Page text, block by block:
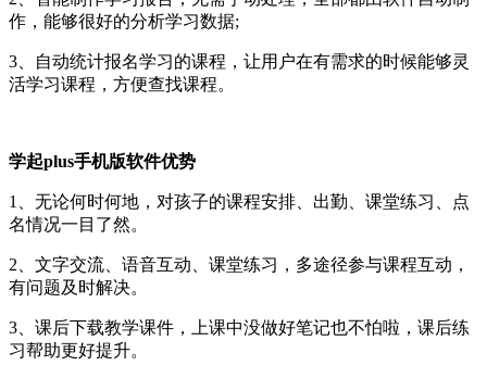
作，能够很好的分析学习数据;
3、自动统计报名学习的课程，让用户在有需求的时候能够灵
活学习课程，方便查找课程。
学起plus手机版软件优势
1、无论何时何地，对孩子的课程安排、出勤、课堂练习、点
名情况一目了然。
2、文字交流、语音互动、课堂练习，多途径参与课程互动，
有问题及时解决。
3、课后下载教学课件，上课中没做好笔记也不怕啦，课后练
习帮助更好提升。